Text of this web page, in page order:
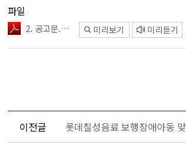
파일
2. 공고문.pdf 미리보기 미리듣기
이전글